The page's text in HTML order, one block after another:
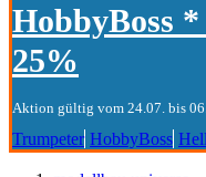
HobbyBoss
25%
Aktion gültig vom 24.07. bis
Trumpeter HobbyBoss